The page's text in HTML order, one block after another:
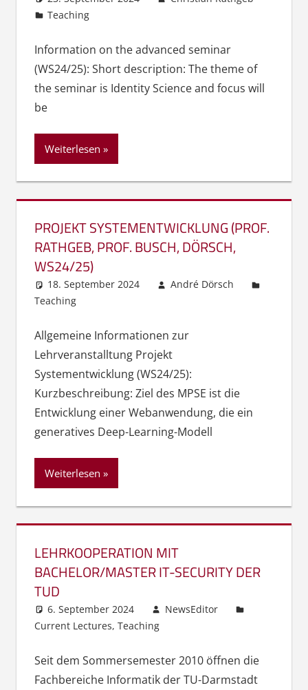
Teaching
Information on the advanced seminar
(WS24/25): Short description: The theme of
the seminar is Identity Science and focus will
be
Weiterlesen
PROJEKT SYSTEMENTWICKLUNG (PROF.
RATHGEB, PROF. BUSCH, DÖRSCH,
WS24/25)
18. September 2024
André Dörsch
Teaching
Allgemeine Informationen zur
Lehrveranstalltung Projekt
Systementwicklung (WS24/25):
Kurzbeschreibung: Ziel des MPSE ist die
Entwicklung einer Webanwendung, die ein
generatives Deep-Learning-Modell
Weiterlesen
LEHRKOOPERATION MIT
BACHELOR/MASTER IT-SECURITY DER
TUD
6. September 2024
NewsEditor
Current Lectures, Teaching
Seit dem Sommersemester 2010 öffnen die
Fachbereiche Informatik der TU-Darmstadt